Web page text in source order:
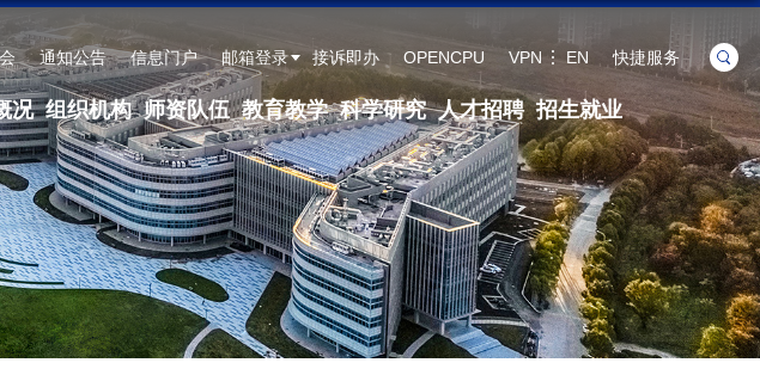
通知公告 信息门户 邮箱登录 接诉即办 OPENCPU VPN EN 快捷服务
况 组织机构 师资队伍 教育教学 科学研究 人才招聘 招生就业